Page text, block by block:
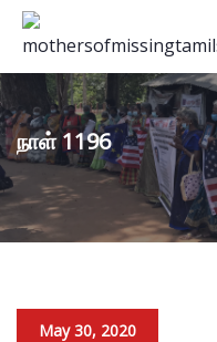
நாள் 1196
May 30, 2020